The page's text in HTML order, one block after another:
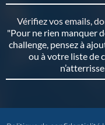
Vérifiez vos emails,
"Pour ne rien manquer
challenge, pensez à
ou à votre liste de